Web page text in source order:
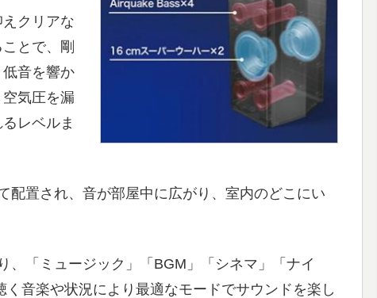
クリアな
とで、剛
音を響か
気圧を漏
レベルま
配置され、音が部屋中に広がり、室内のどこにい
「ミュージック」「BGM」「シネマ」「ナイ
音楽や状況により最適なモードでサウンドを楽し